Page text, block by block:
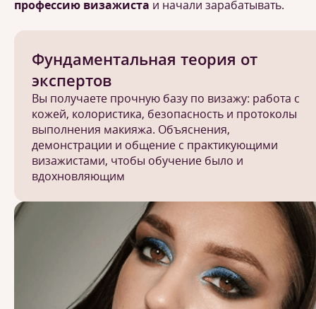
профессию визажиста и начали зарабатывать.
Фундаментальная теория от
экспертов
Вы получаете прочную базу по визажу: работа с
кожей, колористика, безопасность и протоколы
выполнения макияжа. Объяснения,
демонстрации и общение с практикующими
визажистами, чтобы обучение было и
вдохновляющим